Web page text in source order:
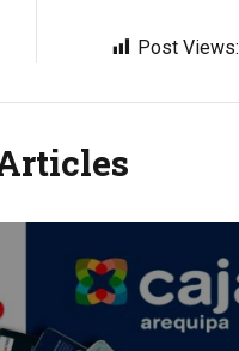
Post Views: